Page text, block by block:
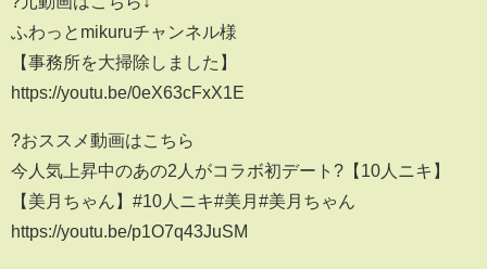
ふわっとmikuruチャンネル様
【事務所を大掃除しました】
https://youtu.be/0eX63cFxX1E
?おススメ動画はこちら
今人気上昇中のあの2人がコラボ初デート?【10人ニキ】
【美月ちゃん】#10人ニキ#美月#美月ちゃん
https://youtu.be/p1O7q43JuSM